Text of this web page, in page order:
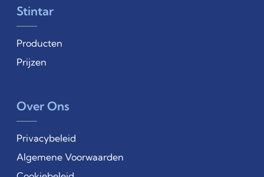
Stintar
Producten
Prijzen
Over Ons
Privacybeleid
Algemene Voorwaarden